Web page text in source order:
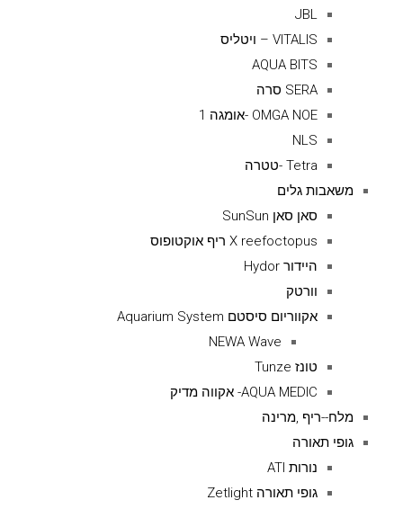
JBL
VITALIS – ויטליס
AQUA BITS
SERA סרה
OMGA NOE -אומגה 1
NLS
Tetra -טטרה
משאבות גלים
סאן סאן SunSun
X reefoctopus ריף אוקטופוס
היידור Hydor
וורטק
אקווריום סיסטם Aquarium System
NEWA Wave
טונז Tunze
AQUA MEDIC- אקווה מדיק
מלח--ריף ,מרינה
גופי תאורה
נורות ATI
גופי תאורה Zetlight